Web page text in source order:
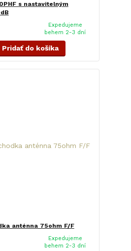
s nastavitelným
Expedujeme
behem 2-3 dní
Pridať do košíka
anténna 75ohm F/F
Expedujeme
behem 2-3 dní